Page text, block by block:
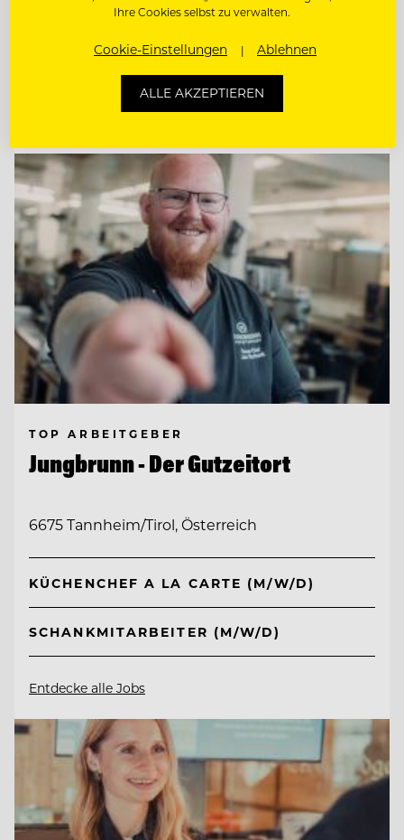
REZEPTION, GÄSTEBETREUUNG,
TOP ARBEITGEBER
Jungbrunn - Der Gutzeitort
6675 Tannheim/Tirol, Österreich
KÜCHENCHEF A LA CARTE (M/W/D)
SCHANKMITARBEITER (M/W/D)
Entdecke alle Jobs
Ihre Cookies selbst zu verwalten.
Cookie-Einstellungen Ablehnen
ALLE AKZEPTIEREN